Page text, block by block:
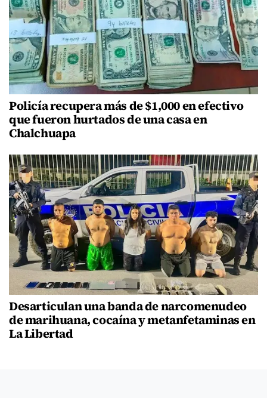
Policía recupera más de $1,000 en efectivo
que fueron hurtados de una casa en
Chalchuapa
Desarticulan una banda de narcomenudeo
de marihuana, cocaína y metanfetaminas en
La Libertad